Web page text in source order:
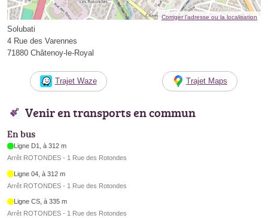
Corriger l’adresse ou la localisation
Solubati
4 Rue des Varennes
71880 Châtenoy-le-Royal
Trajet Waze Trajet Maps
Venir en transports en commun
En bus
Ligne D1, à 312 m
Arrêt ROTONDES - 1 Rue des Rotondes
Ligne 04, à 312 m
Arrêt ROTONDES - 1 Rue des Rotondes
Ligne CS, à 335 m
Arrêt ROTONDES - 1 Rue des Rotondes